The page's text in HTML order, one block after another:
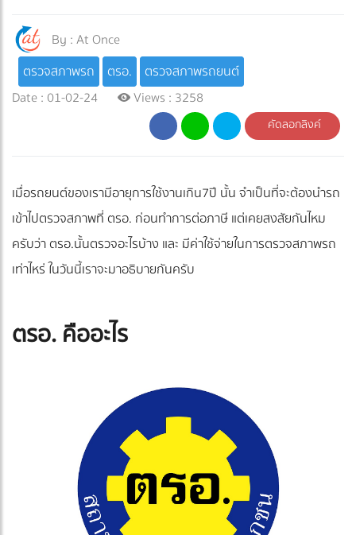
By :At Once
ตรวจสภาพรถ
ตรอ.
ตรวจสภาพรถยนต์
Date : 01-02-24
Views : 3258
คัดลอกลิงค์
เมื่อรถยนต์ของเรามีอายุการใช้งานเกิน7ปี นั้น จำเป็นที่จะต้องนำรถ
เข้าไปตรวจสภาพที่ ตรอ. ก่อนทำการต่อภาษี แต่เคยสงสัยกันไหม
ครับว่า ตรอ.นั้นตรวจอะไรบ้าง และ มีค่าใช้จ่ายในการตรวจสภาพรถ
เท่าไหร่ ในวันนี้เราจะมาอธิบายกันครับ
ตรอ. คืออะไร